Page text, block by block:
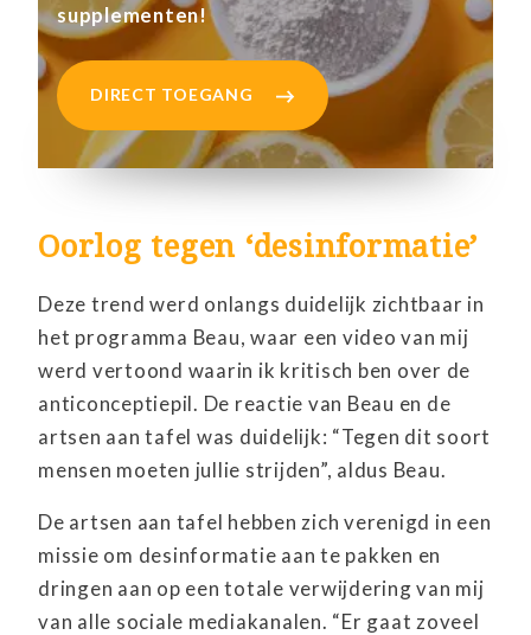
supplementen!
DIRECT TOEGANG
Oorlog tegen ‘desinformatie’
Deze trend werd onlangs duidelijk zichtbaar in
het programma Beau, waar een video van mij
werd vertoond waarin ik kritisch ben over de
anticonceptiepil. De reactie van Beau en de
artsen aan tafel was duidelijk: “Tegen dit soort
mensen moeten jullie strijden”, aldus Beau.
De artsen aan tafel hebben zich verenigd in een
missie om desinformatie aan te pakken en
dringen aan op een totale verwijdering van mij
van alle sociale mediakanalen. “Er gaat zoveel